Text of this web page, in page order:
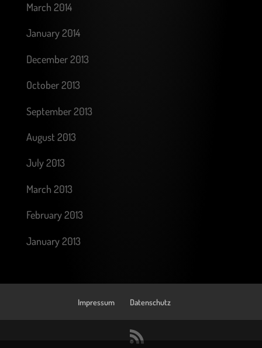
March 2014
January 2014
December 2013
October 2013
September 2013
August 2013
July 2013
March 2013
February 2013
January 2013
Impressum Datenschutz